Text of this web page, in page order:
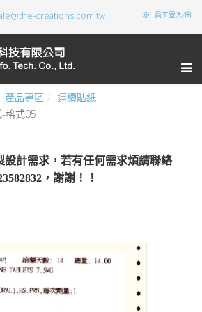
creations.com.tw 員工登入/出
產品專區
連續貼紙
格式05
設計需求，若有任何需求煩請聯絡
，謝謝！！